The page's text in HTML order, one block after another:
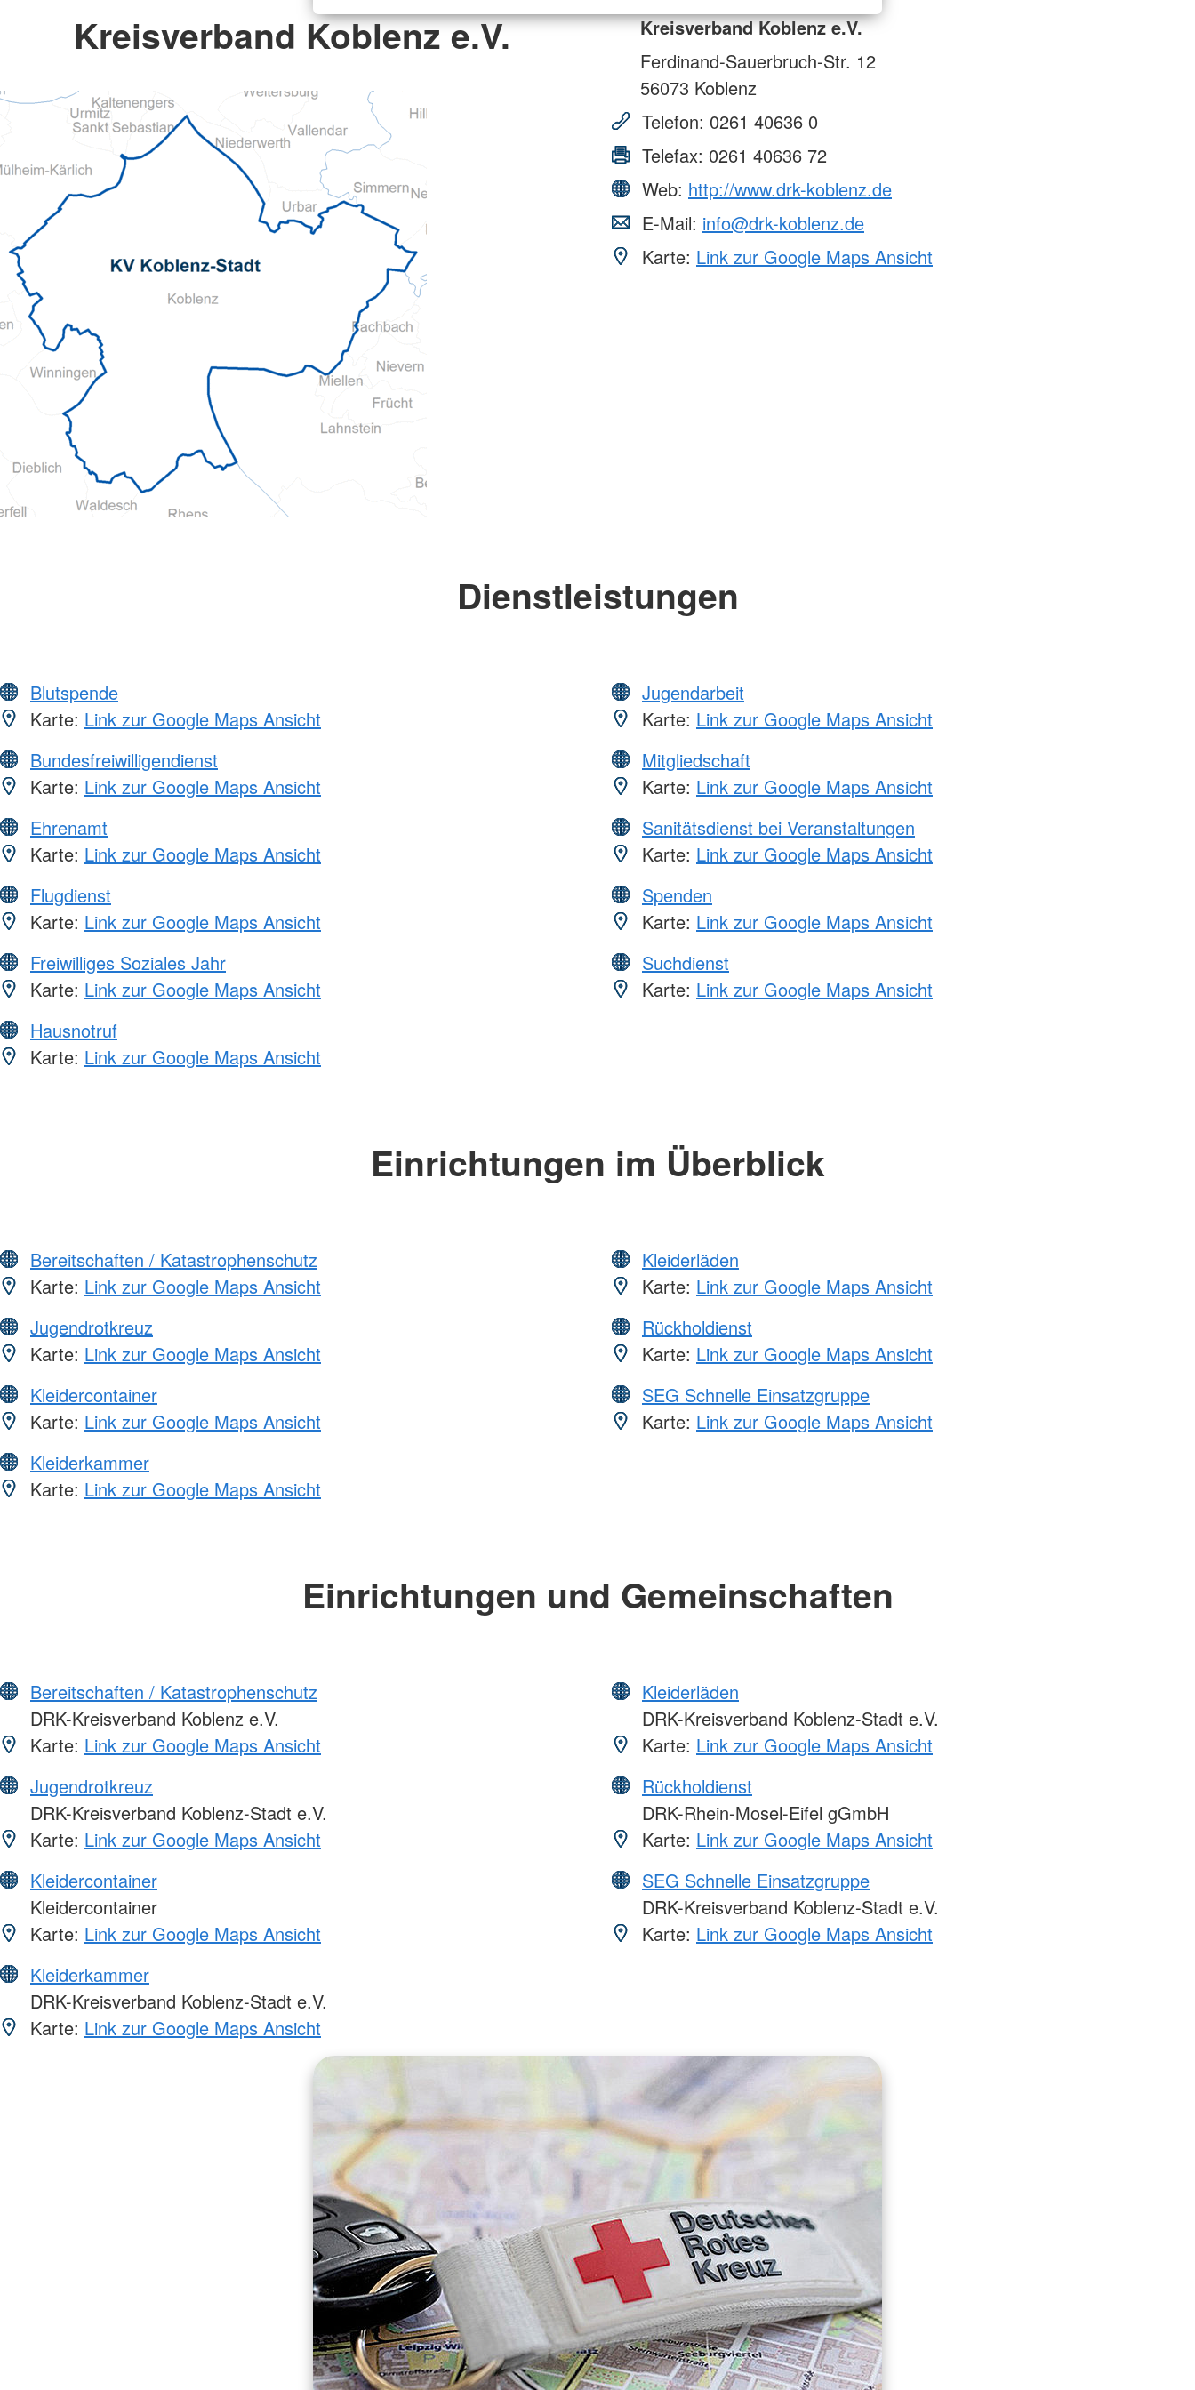
Kreisverband Koblenz e.V.
Kreisverband Koblenz e.V.
Ferdinand-Sauerbruch-Str. 12
56073 Koblenz
Telefon: 0261 40636 0
Telefax: 0261 40636 72
Web: http://www.drk-koblenz.de
E-Mail: info@drk-koblenz.de
Karte: Link zur Google Maps Ansicht
Dienstleistungen
Blutspende
Karte: Link zur Google Maps Ansicht
Bundesfreiwilligendienst
Karte: Link zur Google Maps Ansicht
Ehrenamt
Karte: Link zur Google Maps Ansicht
Flugdienst
Karte: Link zur Google Maps Ansicht
Freiwilliges Soziales Jahr
Karte: Link zur Google Maps Ansicht
Hausnotruf
Karte: Link zur Google Maps Ansicht
Jugendarbeit
Karte: Link zur Google Maps Ansicht
Mitgliedschaft
Karte: Link zur Google Maps Ansicht
Sanitätsdienst bei Veranstaltungen
Karte: Link zur Google Maps Ansicht
Spenden
Karte: Link zur Google Maps Ansicht
Suchdienst
Karte: Link zur Google Maps Ansicht
Einrichtungen im Überblick
Bereitschaften / Katastrophenschutz
Karte: Link zur Google Maps Ansicht
Jugendrotkreuz
Karte: Link zur Google Maps Ansicht
Kleidercontainer
Karte: Link zur Google Maps Ansicht
Kleiderkammer
Karte: Link zur Google Maps Ansicht
Kleiderläden
Karte: Link zur Google Maps Ansicht
Rückholdienst
Karte: Link zur Google Maps Ansicht
SEG Schnelle Einsatzgruppe
Karte: Link zur Google Maps Ansicht
Einrichtungen und Gemeinschaften
Bereitschaften / Katastrophenschutz
DRK-Kreisverband Koblenz e.V.
Karte: Link zur Google Maps Ansicht
Jugendrotkreuz
DRK-Kreisverband Koblenz-Stadt e.V.
Karte: Link zur Google Maps Ansicht
Kleidercontainer
Kleidercontainer
Karte: Link zur Google Maps Ansicht
Kleiderkammer
DRK-Kreisverband Koblenz-Stadt e.V.
Karte: Link zur Google Maps Ansicht
Kleiderläden
DRK-Kreisverband Koblenz-Stadt e.V.
Karte: Link zur Google Maps Ansicht
Rückholdienst
DRK-Rhein-Mosel-Eifel gGmbH
Karte: Link zur Google Maps Ansicht
SEG Schnelle Einsatzgruppe
DRK-Kreisverband Koblenz-Stadt e.V.
Karte: Link zur Google Maps Ansicht